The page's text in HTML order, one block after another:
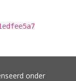
onder